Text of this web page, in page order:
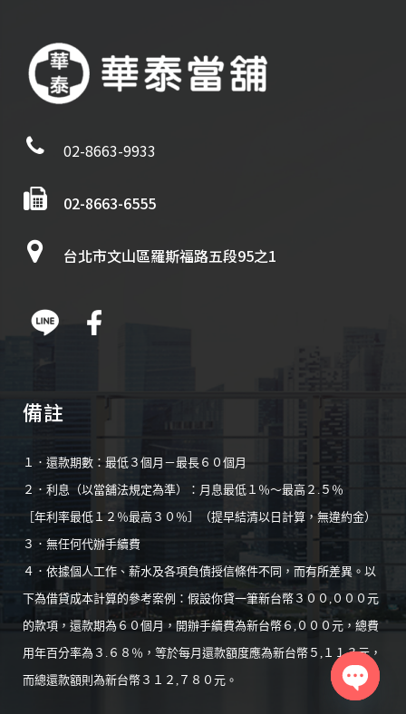
02-8663-9933
02-8663-6555
台北市文山區羅斯福路五段95之1
備註
１．還款期數：最低３個月－最長６０個月
２．利息（以當舖法規定為準）：月息最低１％～最高２.５％
［年利率最低１２％最高３０％］（提早結清以日計算，無違約金）
３．無任何代辦手續費
４．依據個人工作、薪水及各項負債授信條件不同，而有所差異。以
下為借貸成本計算的參考案例：假設你貸一筆新台幣３００,０００元
的款項，還款期為６０個月，開辦手續費為新台幣６,０００元，總費
用年百分率為３.６８％，等於每月還款額度應為新台幣５,１１３元，
而總還款額則為新台幣３１２,７８０元。